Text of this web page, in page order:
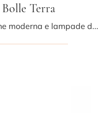
Bolle Terra
Illuminazione moderna e lampade da terra: ottieni informazioni sulla lampada Bolle Terra in metallo che ti presentiamo.